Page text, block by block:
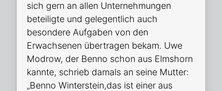
sich gern an allen Unternehmungen
beteiligte und gelegentlich auch
besondere Aufgaben von den
Erwachsenen übertragen bekam. Uwe
Modrow, der Benno schon aus Elmshorn
kannte, schrieb damals an seine Mutter:
„Benno Winterstein,das ist einer aus